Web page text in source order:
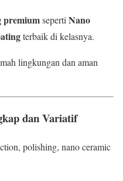
premiumseperti Nano
terbaik di kelasnya.
lingkungan dan aman
dan Variatif
polishing, nano ceramic